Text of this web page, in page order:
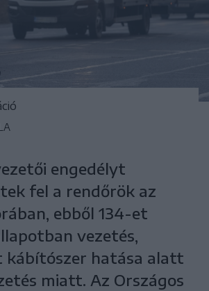
engedélyt
fel a rendőrök az
ebből 134-et
vezetés,
hatása alatt
miatt. Az Országos